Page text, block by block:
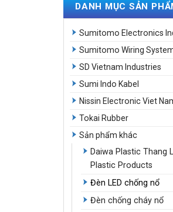
DANH MỤC SẢN
Sumitomo Electronics
Sumitomo Wiring
SD Vietnam Industries
Sumi Indo Kabel
Nissin Electronic Viet
Tokai Rubber
Sản phẩm khác
Daiwa Plastic Thang
Plastic Products
Đèn LED chống nổ
Đèn chống cháy nổ